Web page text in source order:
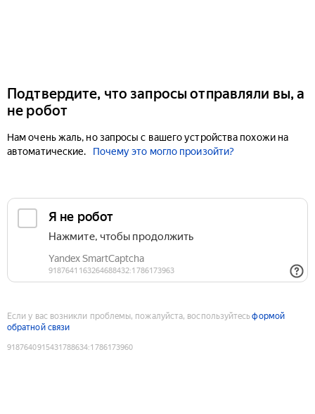
Подтвердите, что запросы отправляли вы, а
не робот
Нам очень жаль, но запросы с вашего устройства похожи на
автоматические.
Почему это могло произойти?
Если у вас возникли проблемы, пожалуйста, воспользуйтесьформой
обратной связи
9187640915431788634:1786173960